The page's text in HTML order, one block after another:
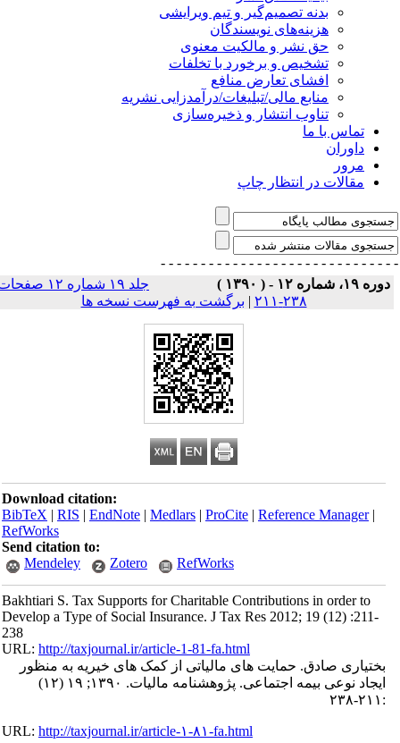
بدنه تصمیم‌گیر و تیم ویرایشی
هزینه‌های نویسندگان
حق نشر و مالکیت معنوی
تشخیص و برخورد با تخلفات
افشای تعارض منافع
منابع مالی/تبلیغات/درآمدزایی نشریه
تناوب انتشار و ذخیره‌سازی
تماس با ما
داوران
مرور
مقالات در انتظار چاپ
- - - - - - - - - - - - -
- - - - - - - - - - - - - - -
دوره ۱۹، شماره ۱۲ - ( ۱۳۹۰ )
جلد ۱۹ شماره ۱۲ صفحات
۲۳۸-۲۱۱
|برگشت به فهرست نسخه ها
Download citation:
BibTeX|RIS|EndNote|Medlars|ProCite|Reference Manager
RefWorks
Send citation to:
Mendeley
Zotero RefWorks
Bakhtiari S. Tax Supports for Charitable Contributions in order to
Develop a Type of Social Insurance. J Tax Res 2012; 19 (12) :211-
238
URL:http://taxjournal.ir/article-1-81-fa.html
بختیاری صادق. حمایت های مالیاتی از کمک های خیریه به‌ منظور
ایجاد نوعی بیمه اجتماعی. پژوهشنامه مالیات. ۱۳۹۰; ۱۹ (۱۲)
URL:http://taxjournal.ir/article-۱-۸۱-fa.html